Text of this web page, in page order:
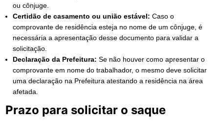
ou cônjuge.
Certidão de casamento ou união estável: Caso o
comprovante de residência esteja no nome de um cônjuge, é
necessária a apresentação desse documento para validar a
solicitação.
Declaração da Prefeitura: Se não houver como apresentar o
comprovante em nome do trabalhador, o mesmo deve solicitar
uma declaração na Prefeitura atestando a residência na área
afetada.
Prazo para solicitar o saque